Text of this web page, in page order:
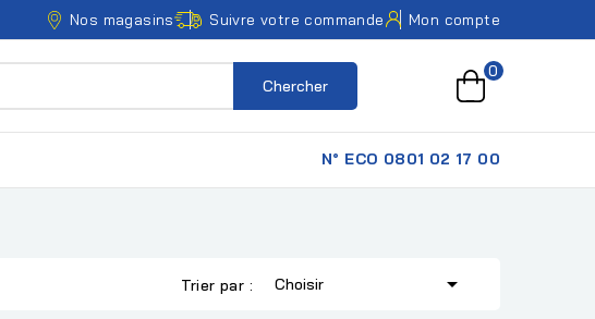
Nos magasins Suivre votre commande Mon compte
Chercher
0
N° ECO 0801 02 17 00
Trier par : Choisir 